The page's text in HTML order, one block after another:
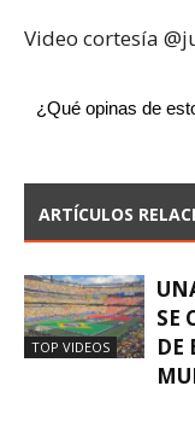
Video cortesía
¿Qué opinas de
ARTÍCULOS
TOP VIDEOS
SE
DE